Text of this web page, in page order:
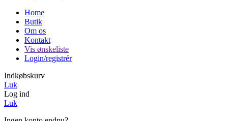
Home
Butik
Om os
Kontakt
Vis ønskeliste
Login/registrér
Indkøbskurv
Luk
Log ind
Luk